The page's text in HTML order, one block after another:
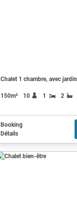
Chalet 1 chambre, avec jardin
150m² 10 1 2
Booking
Détails